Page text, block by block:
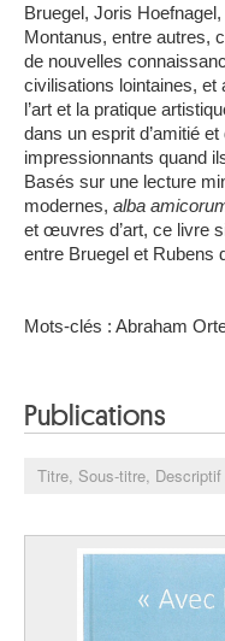
Bruegel, Joris
Montanus, entre autres,
de nouvelles
civilisations lointaines, et
l’art et la pratique
dans un esprit d’amitié
impressionnants quand
Basés sur une lecture
modernes, alba
et œuvres d’art, ce livre
entre Bruegel et Rubens
Mots-clés : Abraham
Publications